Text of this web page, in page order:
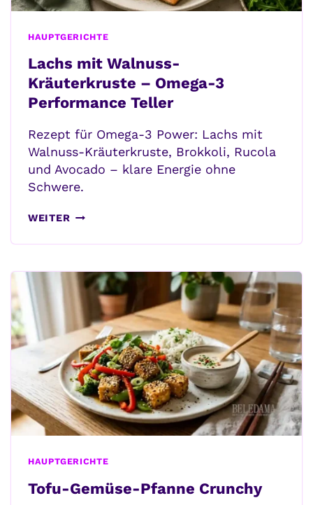
HAUPTGERICHTE
Lachs mit Walnuss-
Kräuterkruste – Omega-3
Performance Teller
Rezept für Omega-3 Power: Lachs mit
Walnuss-Kräuterkruste, Brokkoli, Rucola
und Avocado – klare Energie ohne
Schwere.
WEITERLACHS
KRÄUTERKRUSTE
OMEGA-
PERFORMANCE
TELLER
HAUPTGERICHTE
Tofu-Gemüse-Pfanne Crunchy